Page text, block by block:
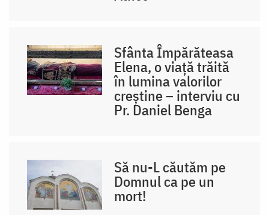
Sfânta Împărăteasa
Elena, o viață trăită
în lumina valorilor
creștine – interviu cu
Pr. Daniel Benga
Să nu-L căutăm pe
Domnul ca pe un
mort!